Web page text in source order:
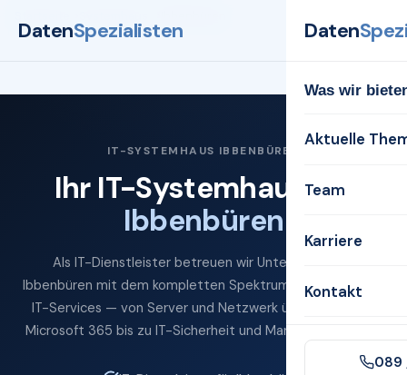
DatenSpezialisten Daten
Was wir
Aktuelle
Team
Karriere
Kontakt
089
IT-SYSTEMHAUS IBBENBÜREN
Ihr IT-Systemhaus für
Ibbenbüren
Als IT-Dienstleister betreuen wir Unternehmen in
Ibbenbüren mit dem kompletten Spektrum professioneller
IT-Services — von Server und Netzwerk über Cloud und
Microsoft 365 bis zu IT-Sicherheit und Managed Services.